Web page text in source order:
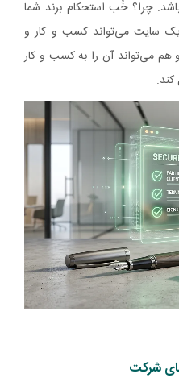
چرا؟ خُب استحکام برند شما
یک سایت می‌تواند کسب و کار و
هم می‌تواند آن را به کسب و کار
شرکت